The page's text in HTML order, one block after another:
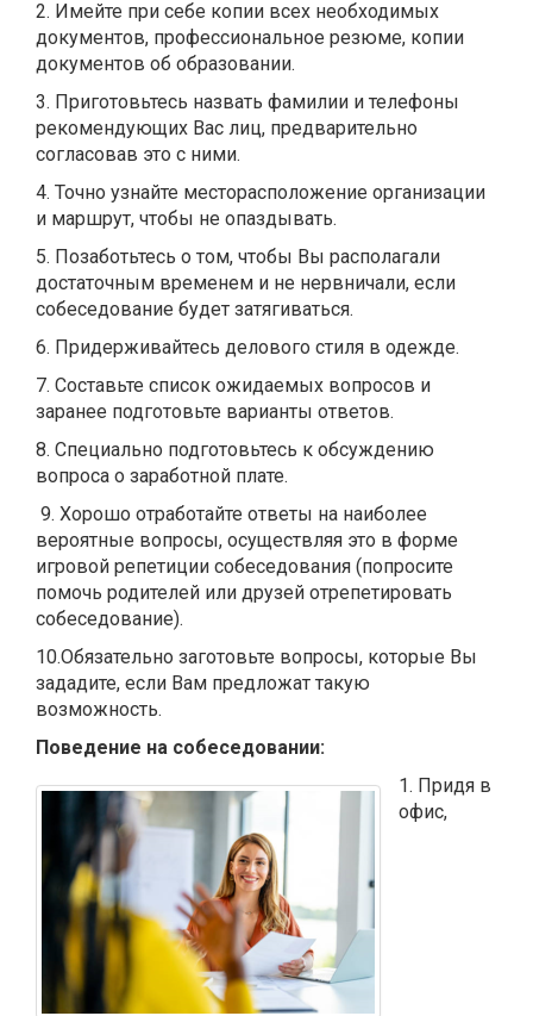
2. Имейте при себе копии всех необходимых
документов, профессиональное резюме, копии
документов об образовании.
3. Приготовьтесь назвать фамилии и телефоны
рекомендующих Вас лиц, предварительно
согласовав это с ними.
4. Точно узнайте месторасположение организации
и маршрут, чтобы не опаздывать.
5. Позаботьтесь о том, чтобы Вы располагали
достаточным временем и не нервничали, если
собеседование будет затягиваться.
6. Придерживайтесь делового стиля в одежде.
7. Составьте список ожидаемых вопросов и
заранее подготовьте варианты ответов.
8. Специально подготовьтесь к обсуждению
вопроса о заработной плате.
9. Хорошо отработайте ответы на наиболее
вероятные вопросы, осуществляя это в форме
игровой репетиции собеседования (попросите
помочь родителей или друзей отрепетировать
собеседование).
10.Обязательно заготовьте вопросы, которые Вы
зададите, если Вам предложат такую
возможность.
Поведение на собеседовании:
1. Придя в
офис,